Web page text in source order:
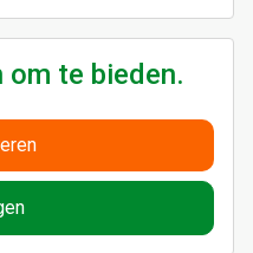
om te bieden.